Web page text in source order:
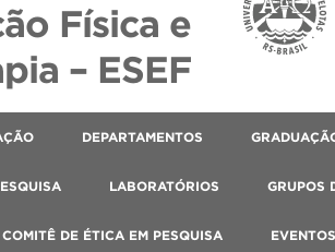
Física e
– ESEF
DEPARTAMENTOS
LABORATÓRIOS GRUPOS
COMITÊ DE ÉTICA EM PESQUISA EVENTOS